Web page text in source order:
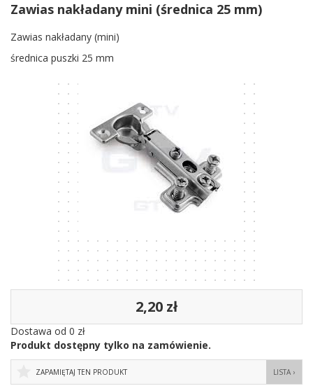
Zawias nakładany mini (średnica 25 mm)
Zawias nakładany (mini)
średnica puszki 25 mm
2,20 zł
Dostawa od 0 zł
Produkt dostępny tylko na zamówienie.
LISTA ›
ZAPAMIĘTAJ TEN PRODUKT